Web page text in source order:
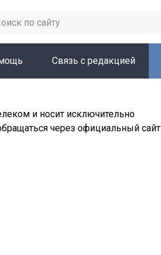
Связь с редакцией
и носит исключительно
через официальный сайт